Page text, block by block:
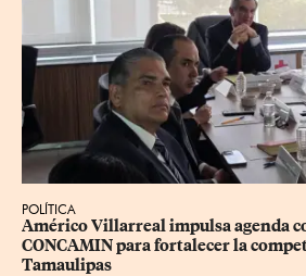
POLÍTICA
Américo Villarreal impulsa agenda
CONCAMIN para fortalecer la
Tamaulipas